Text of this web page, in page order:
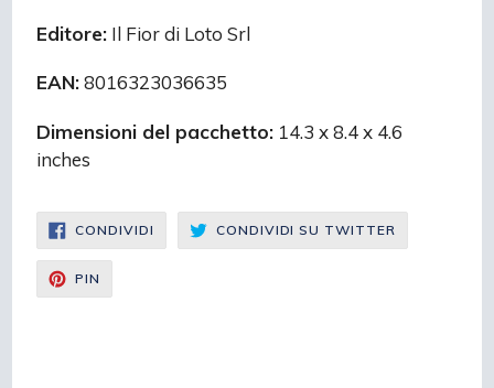
Editore: Il Fior di Loto Srl
EAN:8016323036635
Dimensioni del pacchetto: 14.3 x 8.4 x 4.6
inches
CONDIVIDI CONDIVIDI
FACEBOOK
CONDIVIDI SU TWITTER
SU
TWITTER
PIN
PINTEREST